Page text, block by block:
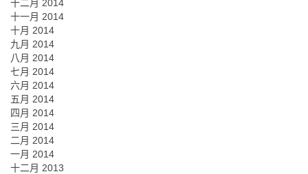
十二月 2014
十一月 2014
十月 2014
九月 2014
八月 2014
七月 2014
六月 2014
五月 2014
四月 2014
三月 2014
二月 2014
一月 2014
十二月 2013